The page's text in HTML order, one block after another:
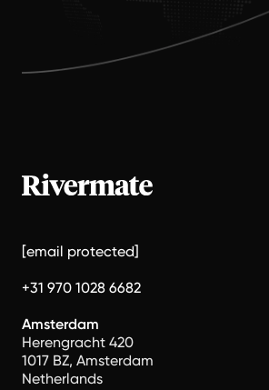
[email protected]
+31 970 1028 6682
Amsterdam
Herengracht 420
1017 BZ, Amsterdam
Netherlands